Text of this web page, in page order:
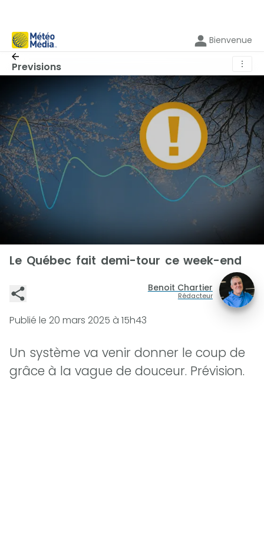
Bienvenue
Previsions ⋮
Le Québec fait demi-tour ce week-end
Benoit Chartier
Rédacteur
Publié le 20 mars 2025 à 15h43
Un système va venir donner le coup de
grâce à la vague de douceur. Prévision.